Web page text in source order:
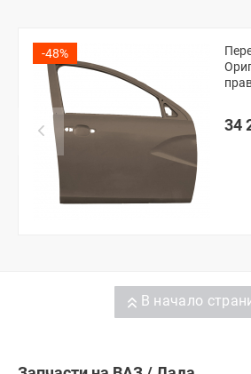
-48%
34
В начало